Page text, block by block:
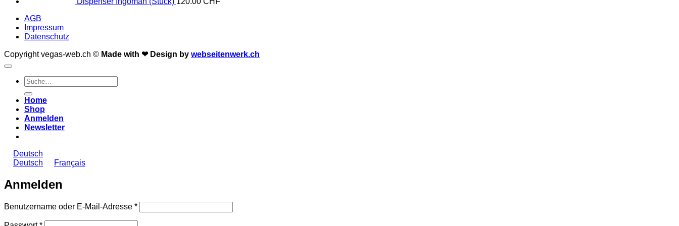
AGB
Impressum
Datenschutz
Copyright vegas-web.ch © Made with ❤ Design by webseitenwerk.ch
Suche
nach:
Home
Shop
Anmelden
Newsletter
Deutsch
Deutsch
Français
Anmelden
Benutzername oder E-Mail-Adresse *Erforderlich
Erforderlich